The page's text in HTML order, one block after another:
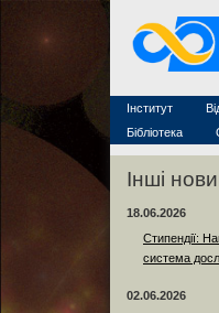
Інститут
Конкурси на
Науково-
Бібліотека
MathSciNet
Публікації
Інші
18.06.2026
Стипендії:
система
02.06.2026